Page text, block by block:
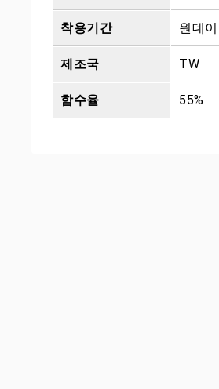
착용기간 원데이
제조국 TW
함수율 55%